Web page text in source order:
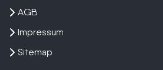
AGB
Impressum
Sitemap